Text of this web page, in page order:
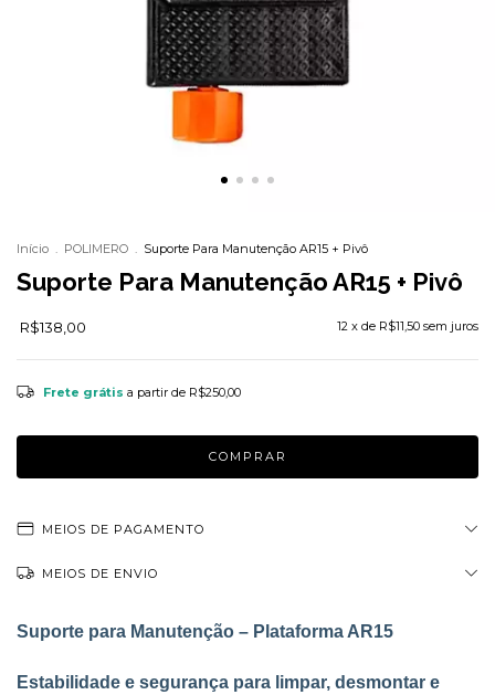
Início . POLIMERO . Suporte Para Manutenção AR15 + Pivô
Suporte Para Manutenção AR15 + Pivô
R$138,00 12 x de R$11,50 sem juros
Frete grátis a partir de R$250,00
MEIOS DE PAGAMENTO
MEIOS DE ENVIO
Suporte para Manutenção – Plataforma AR15
Estabilidade e segurança para limpar, desmontar e